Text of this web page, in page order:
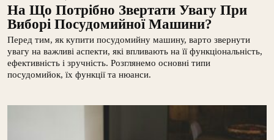
На Що Потрібно Звертати Увагу При
Виборі Посудомийної Машини?
Перед тим, як купити посудомийну машину, варто звернути
увагу на важливі аспекти, які впливають на її функціональність,
ефективність і зручність. Розглянемо основні типи
посудомийок, їх функції та нюанси.